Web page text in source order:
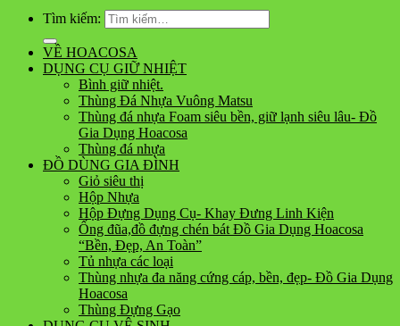
Tìm kiếm:
VỀ HOACOSA
DỤNG CỤ GIỮ NHIỆT
Bình giữ nhiệt.
Thùng Đá Nhựa Vuông Matsu
Thùng đá nhựa Foam siêu bền, giữ lạnh siêu lâu- Đồ
Gia Dụng Hoacosa
Thùng đá nhựa
ĐỒ DÙNG GIA ĐÌNH
Giỏ siêu thị
Hộp Nhựa
Hộp Đựng Dụng Cụ- Khay Đưng Linh Kiện
Ống đũa,đồ đựng chén bát Đồ Gia Dụng Hoacosa
“Bền, Đẹp, An Toàn”
Tủ nhựa các loại
Thùng nhựa đa năng cứng cáp, bền, đẹp- Đồ Gia Dụng
Hoacosa
Thùng Đựng Gạo